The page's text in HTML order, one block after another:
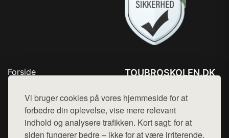
Vi bruger cookies på vores hjemmeside for at
forbedre din oplevelse, vise mere relevant
indhold og analysere trafikken. Kort sagt: for at
siden fungerer bedre – ikke for at være irriterende.
Forside
Top Rabatter
Blog
Kontakt
TOUBROSKOLEN.DK
Mail: hej@want.dk
Cookie- og privatlivspolitik